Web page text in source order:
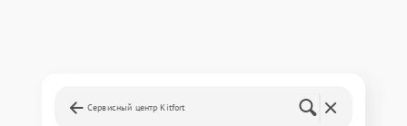
Сервисный центр Kitfort